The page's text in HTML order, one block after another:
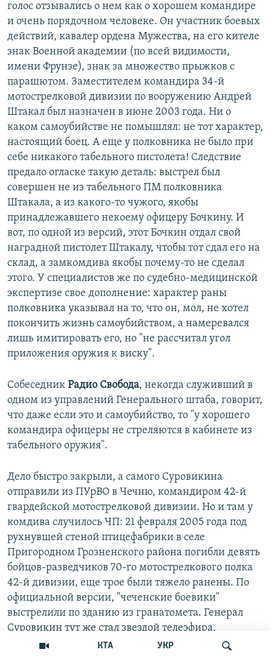
КТА УКР
голос отзывались о нем как о хорошем командире
и очень порядочном человеке. Он участник боевых
действий, кавалер ордена Мужества, на его кителе
знак Военной академии (по всей видимости,
имени Фрунзе), знак за множество прыжков с
парашютом. Заместителем командира 34-й
мотострелковой дивизии по вооружению Андрей
Штакал был назначен в июне 2003 года. Ни о
каком самоубийстве не помышлял: не тот характер,
настоящий боец. А еще у полковника не было при
себе никакого табельного пистолета! Следствие
предало огласке такую деталь: выстрел был
совершен не из табельного ПМ полковника
Штакала, а из какого-то чужого, якобы
принадлежавшего некоему офицеру Бочкину. И
вот, по одной из версий, этот Бочкин отдал свой
наградной пистолет Штакалу, чтобы тот сдал его на
склад, а замкомдива якобы почему-то не сделал
этого. У специалистов же по судебно-медицинской
экспертизе свое дополнение: характер раны
полковника указывал на то, что он, мол, не хотел
покончить жизнь самоубийством, а намеревался
лишь имитировать его, но "не рассчитал угол
приложения оружия к виску".
Собеседник Радио Свобода, некогда служивший в
одном из управлений Генерального штаба, говорит,
что даже если это и самоубийство, то "у хорошего
командира офицеры не стреляются в кабинете из
табельного оружия".
Дело быстро закрыли, а самого Суровикина
отправили из ПУрВО в Чечню, командиром 42-й
гвардейской мотострелковой дивизии. Но и там у
комдива случилось ЧП: 21 февраля 2005 года под
рухнувшей стеной птицефабрики в селе
Пригородном Грозненского района погибли девять
бойцов-разведчиков 70-го мотострелкового полка
42-й дивизии, еще трое были тяжело ранены. По
официальной версии, "чеченские боевики"
выстрелили по зданию из гранатомета. Генерал
Суровикин тут же стал звездой телеэфира,
поклявшись перед телекамерами, что за каждого